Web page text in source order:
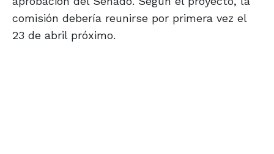
comisión debería reunirse por primera vez el
23 de abril próximo.